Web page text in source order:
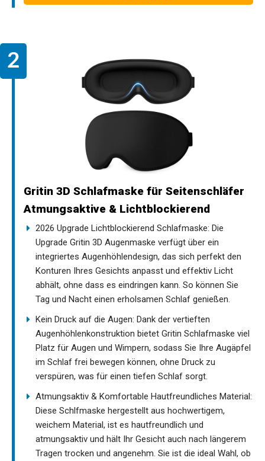
Gritin 3D Schlafmaske für Seitenschläfer
Atmungsaktive & Lichtblockierend
2026 Upgrade Lichtblockierend Schlafmaske: Die
Upgrade Gritin 3D Augenmaske verfügt über ein
integriertes Augenhöhlendesign, das sich perfekt den
Konturen Ihres Gesichts anpasst und effektiv Licht
abhält, ohne dass es eindringen kann. So können Sie
Tag und Nacht einen erholsamen Schlaf genießen.
Kein Druck auf die Augen: Dank der vertieften
Augenhöhlenkonstruktion bietet Gritin Schlafmaske viel
Platz für Augen und Wimpern, sodass Sie Ihre Augäpfel
im Schlaf frei bewegen können, ohne Druck zu
verspüren, was für einen tiefen Schlaf sorgt.
Atmungsaktiv & Komfortable Hautfreundliches Material:
Diese Schlfmaske hergestellt aus hochwertigem,
weichem Material, ist es hautfreundlich und
atmungsaktiv und hält Ihr Gesicht auch nach längerem
Tragen trocken und angenehm. Sie ist die ideal Wahl, ob